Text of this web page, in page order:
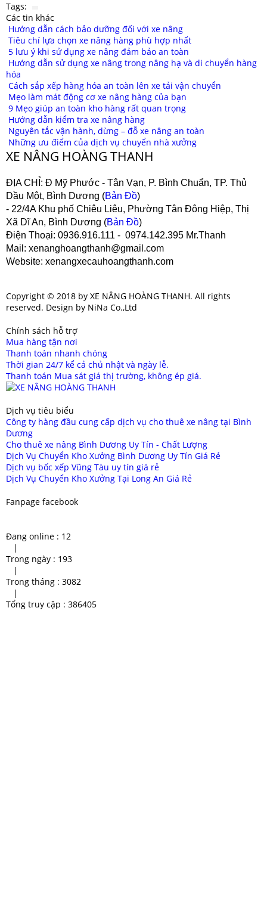
Tags:
Các tin khác
Hướng dẫn cách bảo dưỡng đối với xe nâng
Tiêu chí lựa chọn xe nâng hàng phù hợp nhất
5 lưu ý khi sử dụng xe nâng đảm bảo an toàn
Hướng dẫn sử dụng xe nâng trong nâng hạ và di chuyển hàng
hóa
Cách sắp xếp hàng hóa an toàn lên xe tải vận chuyển
Mẹo làm mát động cơ xe nâng hàng của bạn
9 Mẹo giúp an toàn kho hàng rất quan trọng
Hướng dẫn kiểm tra xe nâng hàng
Nguyên tắc vận hành, dừng – đỗ xe nâng an toàn
Những ưu điểm của dịch vụ chuyển nhà xưởng
XE NÂNG HOÀNG THANH
ĐỊA CHỈ: Đ Mỹ Phước - Tân Vạn, P. Bình Chuẩn, TP. Thủ
Dầu Một, Bình Dương (Bản Đồ)
- 22/4A Khu phố Chiêu Liêu, Phường Tân Đông Hiệp, Thị
Xã Dĩ An, Bình Dương (Bản Đồ)
Điện Thoại: 0936.916.111 - 0974.142.395 Mr.Thanh
Mail : xenanghoangthanh@gmail.com
Website: xenangxecauhoangthanh.com
Copyright © 2018 by XE NÂNG HOÀNG THANH. All rights
reserved. Design by NiNa Co.,Ltd
Chính sách hỗ trợ
Mua hàng tận nơi
Thanh toán nhanh chóng
Thời gian 24/7 kể cả chủ nhật và ngày lễ.
Thanh toán Mua sát giá thị trường, không ép giá.
Dịch vụ tiêu biểu
Công ty hàng đầu cung cấp dịch vụ cho thuê xe nâng tại Bình
Dương
Cho thuê xe nâng Bình Dương Uy Tín - Chất Lượng
Dịch Vụ Chuyển Kho Xưởng Bình Dương Uy Tín Giá Rẻ
Dịch vụ bốc xếp Vũng Tàu uy tín giá rẻ
Dịch Vụ Chuyển Kho Xưởng Tại Long An Giá Rẻ
Fanpage facebook
Đang online : 12
|
Trong ngày : 193
|
Trong tháng : 3082
|
Tổng truy cập : 386405